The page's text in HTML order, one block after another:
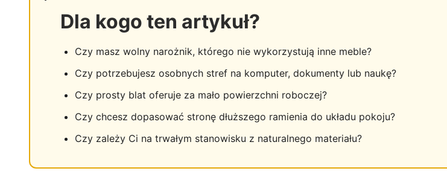
Dla kogo ten artykuł?
Czy masz wolny narożnik, którego nie wykorzystują inne meble?
Czy potrzebujesz osobnych stref na komputer, dokumenty lub naukę?
Czy prosty blat oferuje za mało powierzchni roboczej?
Czy chcesz dopasować stronę dłuższego ramienia do układu pokoju?
Czy zależy Ci na trwałym stanowisku z naturalnego materiału?